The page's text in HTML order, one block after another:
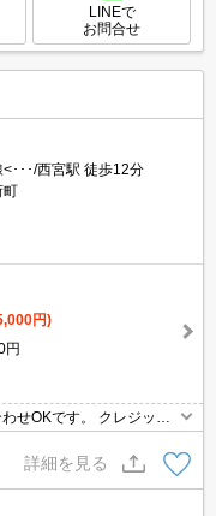
LINEで
お問合せ
･･･/西宮駅 徒歩12分
町
円)
円
せOKです。 クレジット
詳細を見る